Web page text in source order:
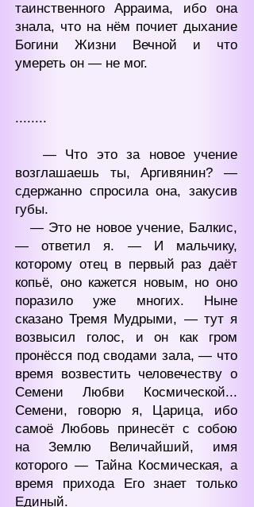
таинственного Арраима, ибо она
знала, что на нём почиет дыхание
Богини Жизни Вечной и что
умереть он — не мог.
........
— Что это за новое учение
возглашаешь ты, Аргивянин? —
сдержанно спросила она, закусив
губы.
— Это не новое учение, Балкис,
— ответил я. — И мальчику,
которому отец в первый раз даёт
копьё, оно кажется новым, но оно
поразило уже многих. Ныне
сказано Тремя Мудрыми, — тут я
возвысил голос, и он как гром
пронёсся под сводами зала, — что
время возвестить человечеству о
Семени Любви Космической...
Семени, говорю я, Царица, ибо
самоё Любовь принесёт с собою
на Землю Величайший, имя
которого — Тайна Космическая, а
время прихода Его знает только
Единый.